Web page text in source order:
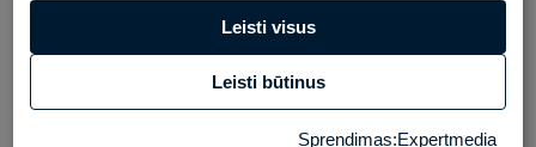
Leisti būtinus
Leisti visus
Sprendimas:Expertmedia